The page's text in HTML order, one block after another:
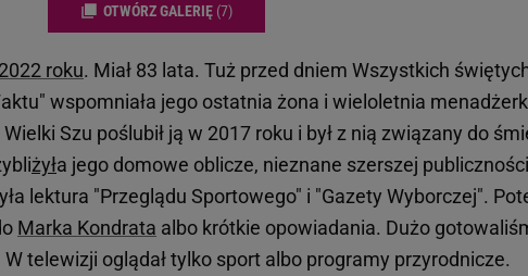
OTWÓRZ GALERIĘ (7)
roku. Miał 83 lata. Tuż przed dniem Wszystkich
wspomniała jego ostatnia żona i wieloletnia
Szu poślubił ją w 2017 roku i był z nią związany do
żyła jego domowe oblicze, nieznane szerszej
lektura "Przeglądu Sportowego" i "Gazety Wyborczej".
Marka Kondrata albo krótkie opowiadania. Dużo
telewizji oglądał tylko sport albo programy przyrodnicze.